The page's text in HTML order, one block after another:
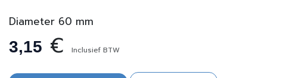
Diameter 60 mm
3,15 € Inclusief BTW